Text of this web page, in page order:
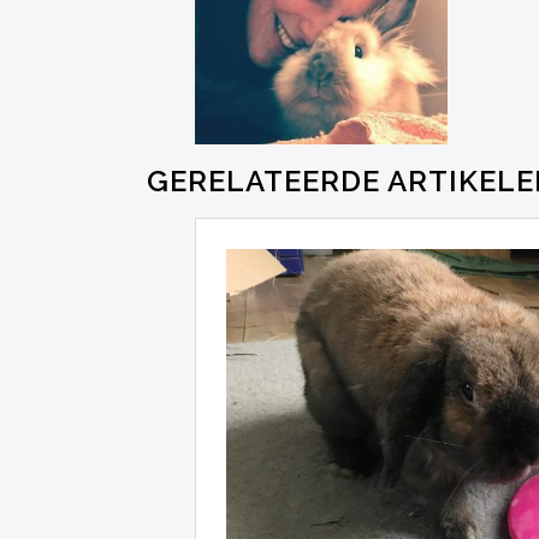
GERELATEERDE